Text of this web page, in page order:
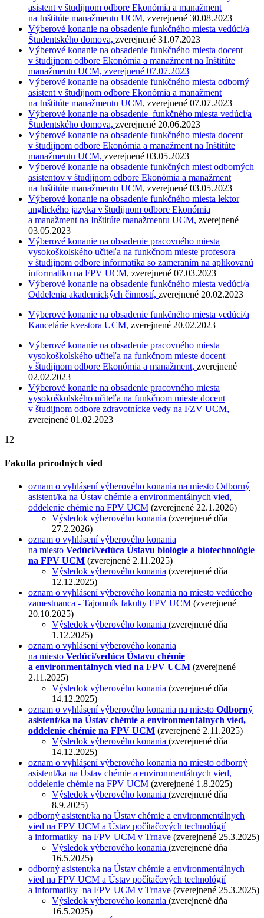
asistent v študijnom odbore Ekonómia a manažment
na Inštitúte manažmentu UCM, zverejnené 30.08.2023
Výberové konanie na obsadenie funkčného miesta vedúci/a
Študentského domova, zverejnené 31.07.2023
Výberové konanie na obsadenie funkčného miesta docent
v študijnom odbore Ekonómia a manažment na Inštitúte
manažmentu UCM, zverejnené 07.07.2023
Výberové konanie na obsadenie funkčného miesta odborný
asistent v študijnom odbore Ekonómia a manažment
na Inštitúte manažmentu UCM, zverejnené 07.07.2023
Výberové konanie na obsadenie funkčného miesta vedúci/a
Študentského domova, zverejnené 20.06.2023
Výberové konanie na obsadenie funkčného miesta docent
v študijnom odbore Ekonómia a manažment na Inštitúte
manažmentu UCM, zverejnené 03.05.2023
Výberové konanie na obsadenie funkčných miest odborných
asistentov v študijnom odbore Ekonómia a manažment
na Inštitúte manažmentu UCM, zverejnené 03.05.2023
Výberové konanie na obsadenie funkčného miesta lektor
anglického jazyka v študijnom odbore Ekonómia
a manažment na Inštitúte manažmentu UCM, zverejnené
03.05.2023
Výberové konanie na obsadenie pracovného miesta
vysokoškolského učiteľa na funkčnom mieste profesora
v študijnom odbore informatika so zameraním na aplikovanú
informatiku na FPV UCM, zverejnené 07.03.2023
Výberové konanie na obsadenie funkčného miesta vedúci/a
Oddelenia akademických činností, zverejnené 20.02.2023
Výberové konanie na obsadenie funkčného miesta vedúci/a
Kancelárie kvestora UCM, zverejnené 20.02.2023
Výberové konanie na obsadenie pracovného miesta
vysokoškolského učiteľa na funkčnom mieste docent
v študijnom odbore Ekonómia a manažment, zverejnené
02.02.2023
Výberové konanie na obsadenie pracovného miesta
vysokoškolského učiteľa na funkčnom mieste docent
v študijnom odbore zdravotnícke vedy na FZV UCM,
zverejnené 01.02.2023
12
Fakulta prírodných vied
oznam o vyhlásení výberového konania na miesto Odborný
asistent/ka na Ústav chémie a environmentálnych vied,
oddelenie chémie na FPV UCM (zverejnené 22.1.2026)
Výsledok výberového konania (zverejnené dňa
27.2.2026)
oznam o vyhlásení výberového konania
na miesto Vedúci/vedúca Ústavu biológie a biotechnológie
na FPV UCM (zverejnené 2.11.2025)
Výsledok výberového konania (zverejnené dňa
12.12.2025)
oznam o vyhlásení výberového konania na miesto vedúceho
zamestnanca - Tajomník fakulty FPV UCM (zverejnené
20.10.2025)
Výsledok výberového konania (zverejnené dňa
1.12.2025)
oznam o vyhlásení výberového konania
na miesto Vedúci/vedúca Ústavu chémie
a environmentálnych vied na FPV UCM (zverejnené
2.11.2025)
Výsledok výberového konania (zverejnené dňa
14.12.2025)
oznam o vyhlásení výberového konania na miesto Odborný
asistent/ka na Ústav chémie a environmentálnych vied,
oddelenie chémie na FPV UCM (zverejnené 2.11.2025)
Výsledok výberového konania (zverejnené dňa
14.12.2025)
oznam o vyhlásení výberového konania na miesto odborný
asistent/ka na Ústav chémie a environmentálnych vied,
oddelenie chémie na FPV UCM (zverejnené 1.8.2025)
Výsledok výberového konania (zverejnené dňa
8.9.2025)
odborný asistent/ka na Ústav chémie a environmentálnych
vied na FPV UCM a Ústav počítačových technológií
a informatiky na FPV UCM v Trnave (zverejnené 25.3.2025)
Výsledok výberového konania (zverejnené dňa
16.5.2025)
odborný asistent/ka na Ústav chémie a environmentálnych
vied na FPV UCM a Ústav počítačových technológií
a informatiky na FPV UCM v Trnave (zverejnené 25.3.2025)
Výsledok výberového konania (zverejnené dňa
16.5.2025)